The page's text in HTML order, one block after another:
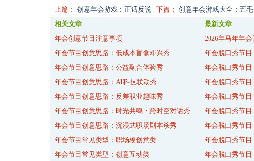
上篇： 创意年会游戏：正话反说 下篇： 创意年会游戏大全：五
相关文章
最新文章
年会创意节目注意事项
年会节目创意思路：低成本盲盒即兴秀
年会节目创意思路：公益融合体验秀
年会节目创意思路：AI科技联动秀
年会节目创意思路：反差职业趣味秀
年会节目创意思路：时光共鸣・跨时空对话秀
年会节目创意思路：沉浸式职场剧本杀秀
年会节目常见类型：职场梗创意类
年会节目常见类型：创意互动类
2026年马年年
年会脱口秀节
年会脱口秀节
年会脱口秀节
年会脱口秀节目
年会脱口秀节
年会脱口秀节
年会脱口秀节
年会脱口秀节